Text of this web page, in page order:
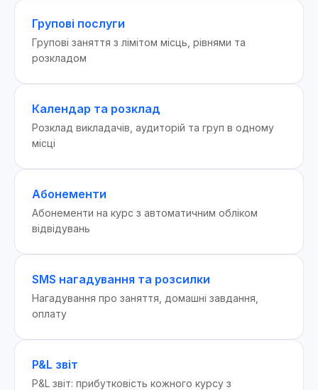
Групові послуги
Групові заняття з лімітом місць, рівнями та
розкладом
Календар та розклад
Розклад викладачів, аудиторій та груп в одному
місці
Абонементи
Абонементи на курс з автоматичним обліком
відвідувань
SMS нагадування та розсилки
Нагадування про заняття, домашні завдання,
оплату
P&L звіт
P&L звіт: прибутковість кожного курсу з